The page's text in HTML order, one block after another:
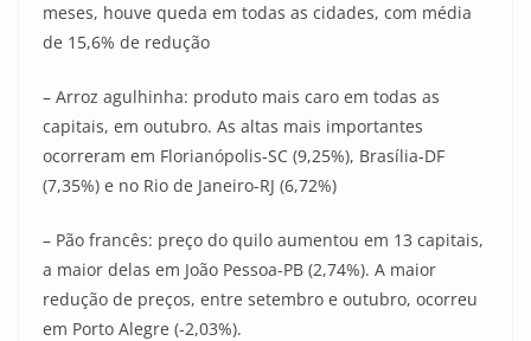
meses, houve queda em todas as cidades, com média
de 15,6% de redução
– Arroz agulhinha: produto mais caro em todas as
capitais, em outubro. As altas mais importantes
ocorreram em Florianópolis-SC (9,25%), Brasília-DF
(7,35%) e no Rio de Janeiro-RJ (6,72%)
– Pão francês: preço do quilo aumentou em 13 capitais,
a maior delas em João Pessoa-PB (2,74%). A maior
redução de preços, entre setembro e outubro, ocorreu
em Porto Alegre (-2,03%).